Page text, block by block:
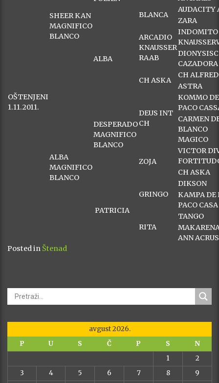
OŠTENJENI
1.11.2011.
SHEER KAN
MAGNIFICO
BLANCO
BLANCA
AUDACITY
ZARA
ALBA
ARCADIO
KNAUSSER
RAAB
INDOMITO
CAZADORA
CH ASKA
CH
ASTRA
ALBA
MAGNIFICO
BLANCO
DESPERADO
MAGNIFICO
BLANCO
DEUS INT
CH
KOMMO
PACO
CARMEN
BLANCO
MAGICO
ZOJA
VICTOR
CH ASKA
PATRICIA
GRINGO
DIKSON
KAMPA DE
PACO CASA
RITA
TANGO
ANN ACRUS
Posted in Štenad
avgust 2026.
P
U S Č P S
N
1
2
3
4 5 6 7 8
9